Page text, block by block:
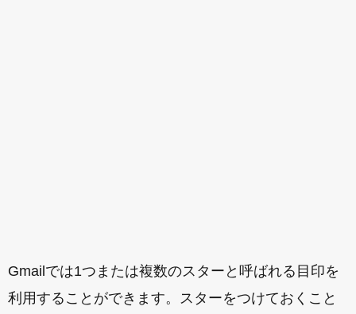
Gmailでは1つまたは複数のスターと呼ばれる目印を
利用することができます。スターをつけておくこと